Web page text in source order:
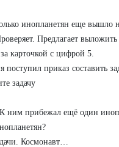
инопланетян еще вышло
Предлагает выложить
карточкой с цифрой 5.
поступил приказ составить
задачу
ним прибежал ещё один
Космонавт…